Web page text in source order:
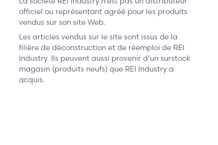
officiel ou représentant agréé pour les produits
vendus sur son site Web.
Les articles vendus sur le site sont issus de la
filière de déconstruction et de réemploi de REI
Industry. Ils peuvent aussi provenir d’un surstock
magasin (produits neufs) que REI Industry a
acquis.